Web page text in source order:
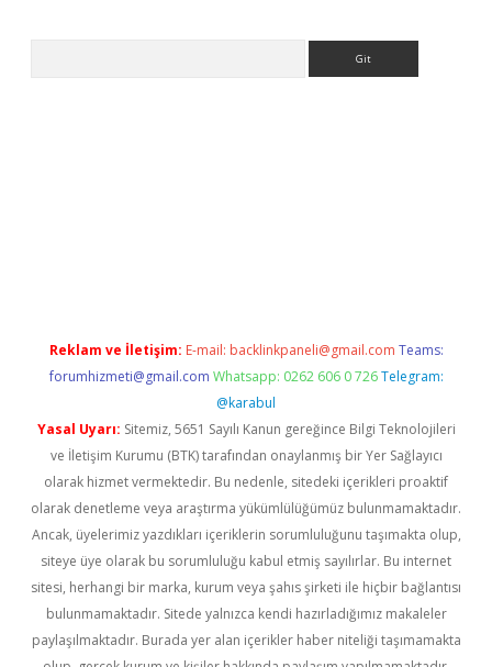
Reklam ve İletişim: E-mail: backlinkpaneli@gmail.com Teams:
forumhizmeti@gmail.com Whatsapp: 0262 606 0 726 Telegram:
@karabul
Yasal Uyarı: Sitemiz, 5651 Sayılı Kanun gereğince Bilgi Teknolojileri
ve İletişim Kurumu (BTK) tarafından onaylanmış bir Yer Sağlayıcı
olarak hizmet vermektedir. Bu nedenle, sitedeki içerikleri proaktif
olarak denetleme veya araştırma yükümlülüğümüz bulunmamaktadır.
Ancak, üyelerimiz yazdıkları içeriklerin sorumluluğunu taşımakta olup,
siteye üye olarak bu sorumluluğu kabul etmiş sayılırlar. Bu internet
sitesi, herhangi bir marka, kurum veya şahıs şirketi ile hiçbir bağlantısı
bulunmamaktadır. Sitede yalnızca kendi hazırladığımız makaleler
paylaşılmaktadır. Burada yer alan içerikler haber niteliği taşımamakta